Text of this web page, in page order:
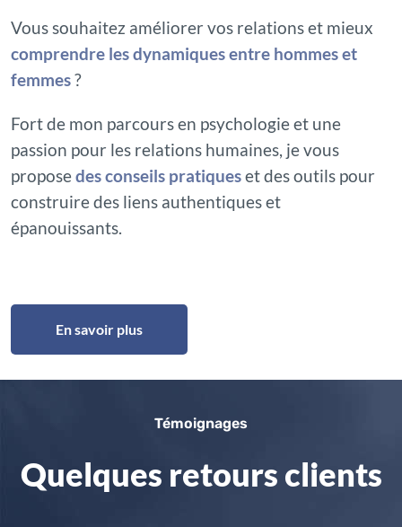
Vous souhaitez améliorer vos relations et mieux
comprendre les dynamiques entre hommes et
femmes?
Fort de mon parcours en psychologie et une
passion pour les relations humaines, je vous
proposedes conseils pratiqueset des outils pour
construire des liens authentiques et
épanouissants.
En savoir plus
Témoignages
Quelques retours clients